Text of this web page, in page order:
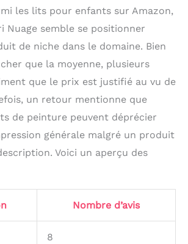
les lits pour enfants sur Amazon,
Nuage semble se positionner
de niche dans le domaine. Bien
que la moyenne, plusieurs
que le prix est justifié au vu de
un retour mentionne que
de peinture peuvent déprécier
générale malgré un produit
Voici un aperçu des
Nombre d’avis
8